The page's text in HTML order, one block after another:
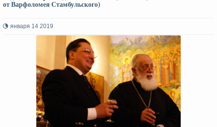
от Варфоломея Стамбульского)
января 14 2019